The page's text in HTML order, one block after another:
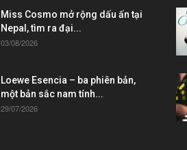
Miss Cosmo mở rộng dấu ấn tại
Nepal, tìm ra đại...
03/08/2026
Loewe Esencia – ba phiên bản,
một bản sắc nam tính...
29/07/2026